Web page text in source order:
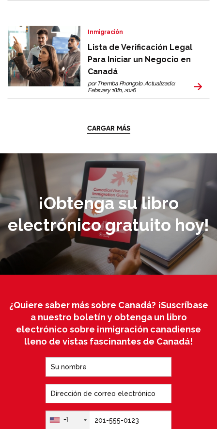
Inmigración
Lista de Verificación Legal
Para Iniciar un Negocio en
Canadá
por Themba Phongolo. Actualizado:
February 18th, 2026
CARGAR MÁS
¡Obtenga su libro
electrónico gratuito hoy!
¿Quiere saber más sobre Canadá? ¡Suscríbase
a nuestro boletín y obtenga un libro
electrónico sobre inmigración canadiense
lleno de vistas fascinantes de Canadá!
+1